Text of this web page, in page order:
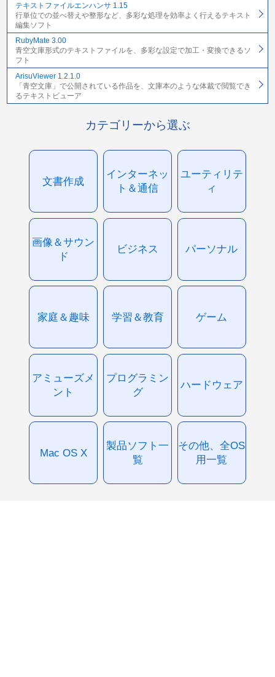
テキストファイルエンハンサ 1.15
行単位での並べ替えや整形など、多彩な処理を効率よく行えるテキスト
編集ソフト
RubyMate 3.00
青空文庫形式のテキストファイルを、多彩な設定で加工・変換できるソ
フト
ArisuViewer 1.2.1.0
「青空文庫」で公開されている作品を、文庫本のような体裁で閲覧でき
るテキストビューア
カテゴリーから選ぶ
文書作成
インターネッ
ト＆通信
ユーティリテ
ィ
画像＆サウン
ド
ビジネス パーソナル
家庭＆趣味 学習＆教育 ゲーム
アミューズメ
ント
プログラミン
グ
ハードウェア
Mac OS X
製品ソフト一
覧
その他、全OS
用一覧